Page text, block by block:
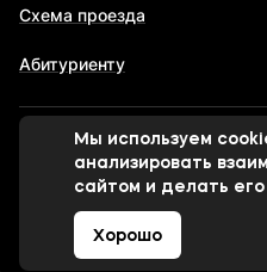
Схема проезда
Абитуриенту
© 1998-2026 Московский
университет МФЮА
Сделано в
Мы используем
анализировать
сайтом и делать
Хорошо